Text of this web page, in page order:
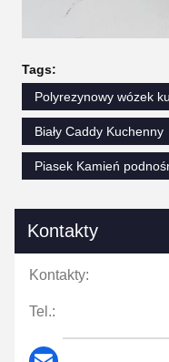
Tags:
Polyrezynowy wózek
Biały Caddy Kuchenny
Piasek Kamień
Kontakty
Kontakty:
Tel.: